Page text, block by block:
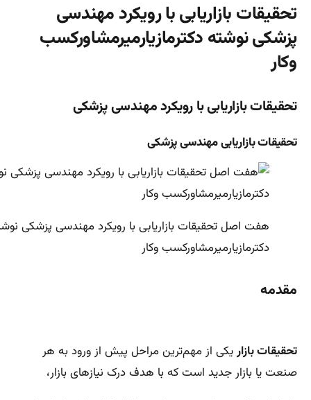
تحقیقات بازاریابی با رویکرد مهندسی
پزشکی نوشته دکترمازیارمیرمشاورکسب
وکار
تحقیقات بازاریابی با رویکرد مهندسی پزشکی
تحقیقات بازاریابی مهندسی پزشکی
هفت اصل تحقیقات بازاریابی با رویکرد مهندسی پزشکی
دکترمازیارمیرمشاورکسب وکار
مقدمه
تحقیقات بازاریکی از مهم‌ترین مراحل پیش از ورود به هر
صنعت یا بازار جدید است که با هدف درک نیازهای بازار،